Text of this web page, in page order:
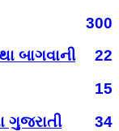
300
બાગવાની
22
15
ગુજરાતી
34